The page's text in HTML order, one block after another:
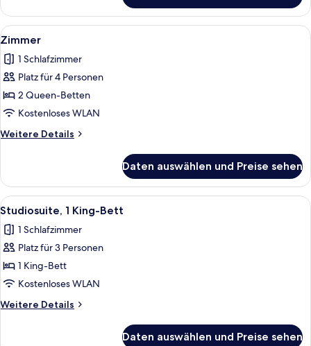
Alle
Fotos
für
Zimmer
anzeigen
Ein Hotelzimmer mit
3
Zimmer
1 Schlafzimmer
Platz für 4 Personen
2 Queen-Betten
Kostenloses WLAN
Weitere Details
Weitere
Daten auswählen und Preise sehen
Alle
Fotos
für
Studiosuite,
1 King-
Bett
anzeigen
Ein modernes Hotelzimmer mit
3
Studiosuite, 1 King-Bett
1 Schlafzimmer
Platz für 3 Personen
1 King-Bett
Kostenloses WLAN
Weitere Details
Weitere
Daten auswählen und Preise sehen